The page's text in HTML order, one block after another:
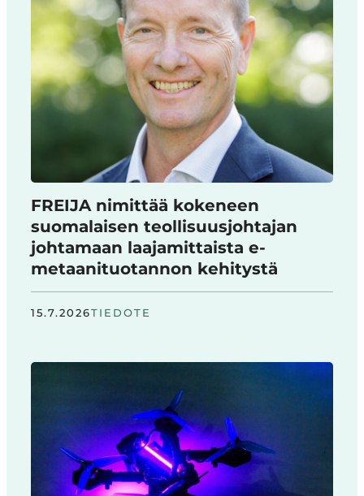
FREIJA nimittää kokeneen
suomalaisen teollisuusjohtajan
johtamaan laajamittaista e-
metaanituotannon kehitystä
15.7.2026TIEDOTE